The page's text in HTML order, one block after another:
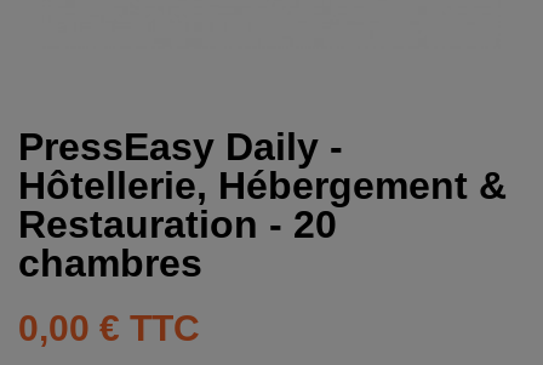
PressEasy Daily -
Hôtellerie, Hébergement &
Restauration - 20
chambres
0,00 € TTC